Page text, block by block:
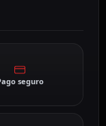
seguro